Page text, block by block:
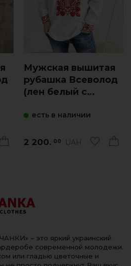
Мужская вышитая
рубашка Всеволод
(лен белый с
есть в наличии
2 200. 00 UAH
– это яркий украинский
современной молодежи.
или гладью цветочные и